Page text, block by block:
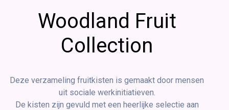
Woodland Fruit
Collection
Deze verzameling fruitkisten is gemaakt door mensen
uit sociale werkinitiatieven.
De kisten zijn gevuld met een heerlijke selectie aan